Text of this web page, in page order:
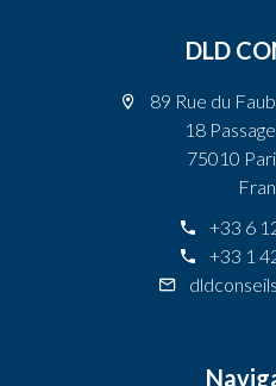
DLD
89 Rue du
18
75010
+33 6
+33 1